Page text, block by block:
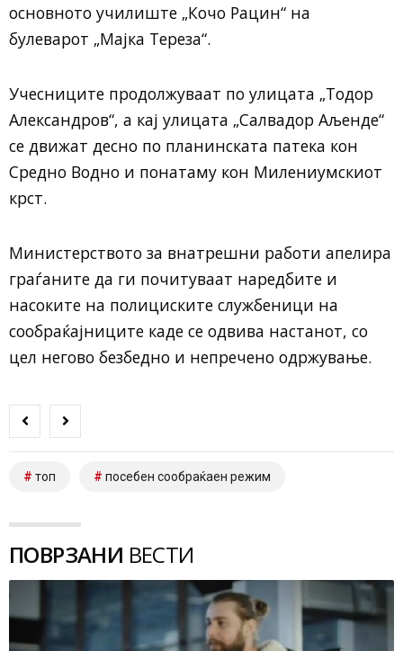
основното училиште „Кочо Рацин“ на
булеварот „Мајка Тереза“.
Учесниците продолжуваат по улицата „Тодор
Александров“, а кај улицата „Салвадор Аљенде“
се движат десно по планинската патека кон
Средно Водно и понатаму кон Милениумскиот
крст.
Министерството за внатрешни работи апелира
граѓаните да ги почитуваат наредбите и
насоките на полициските службеници на
сообраќајниците каде се одвива настанот, со
цел негово безбедно и непречено одржување.
топ посебен сообраќаен режим
ПОВРЗАНИ ВЕСТИ